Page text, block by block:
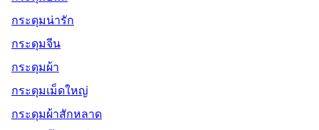
กระดุมน่ารัก
กระดุมจีน
กระดุมผ้า
กระดุมเม็ดใหญ่
กระดุมผ้าสักหลาด